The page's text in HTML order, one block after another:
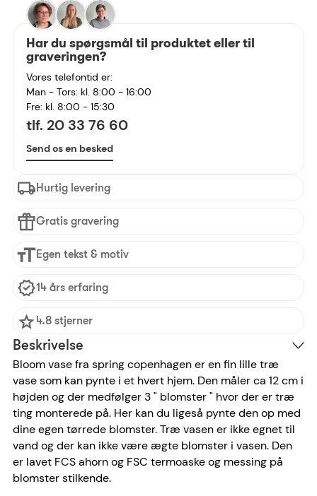
Har du spørgsmål til produktet eller til
graveringen?
Vores telefontid er:
Man - Tors: kl. 8:00 - 16:00
Fre: kl. 8:00 - 15:30
tlf. 20 33 76 60
Send os en besked
Hurtig levering
Gratis gravering
Egen tekst & motiv
14 års erfaring
4.8 stjerner
Beskrivelse
Bloom vase fra spring copenhagen er en fin lille træ
vase som kan pynte i et hvert hjem. Den måler ca 12 cm i
højden og der medfølger 3 " blomster " hvor der er træ
ting monterede på. Her kan du ligeså pynte den op med
dine egen tørrede blomster. Træ vasen er ikke egnet til
vand og der kan ikke være ægte blomster i vasen. Den
er lavet FCS ahorn og FSC termoaske og messing på
blomster stilkende.